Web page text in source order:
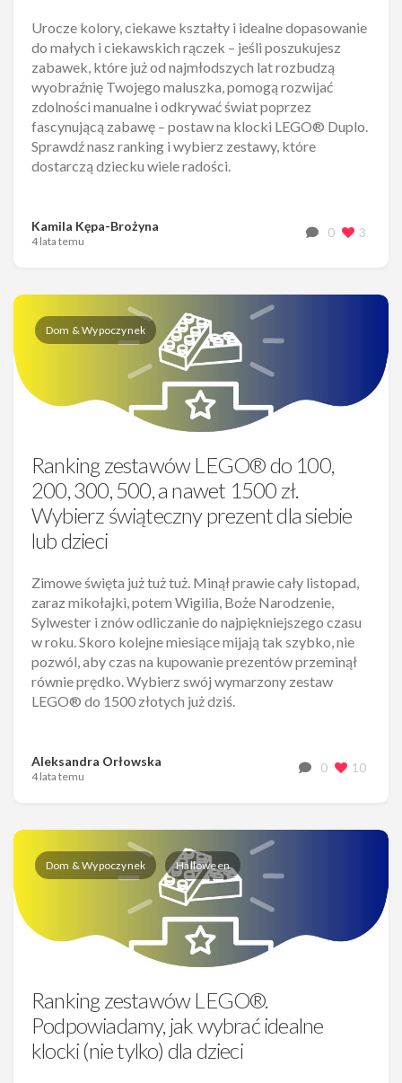
Urocze kolory, ciekawe kształty i idealne dopasowanie
do małych i ciekawskich rączek – jeśli poszukujesz
zabawek, które już od najmłodszych lat rozbudzą
wyobraźnię Twojego maluszka, pomogą rozwijać
zdolności manualne i odkrywać świat poprzez
fascynującą zabawę – postaw na klocki LEGO® Duplo.
Sprawdź nasz ranking i wybierz zestawy, które
dostarczą dziecku wiele radości.
Kamila Kępa-Brożyna
4 lata temu
0 3
Dom & Wypoczynek
Ranking zestawów LEGO® do 100,
200, 300, 500, a nawet 1500 zł.
Wybierz świąteczny prezent dla siebie
lub dzieci
Zimowe święta już tuż tuż. Minął prawie cały listopad,
zaraz mikołajki, potem Wigilia, Boże Narodzenie,
Sylwester i znów odliczanie do najpiękniejszego czasu
w roku. Skoro kolejne miesiące mijają tak szybko, nie
pozwól, aby czas na kupowanie prezentów przeminął
równie prędko. Wybierz swój wymarzony zestaw
LEGO® do 1500 złotych już dziś.
Aleksandra Orłowska
4 lata temu
0 10
Dom & Wypoczynek Halloween
Ranking zestawów LEGO®.
Podpowiadamy, jak wybrać idealne
klocki (nie tylko) dla dzieci